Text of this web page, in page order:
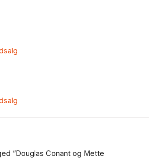
“Douglas Conant og Mette